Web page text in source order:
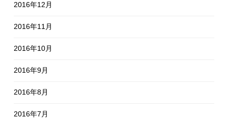
2016年12月
2016年11月
2016年10月
2016年9月
2016年8月
2016年7月